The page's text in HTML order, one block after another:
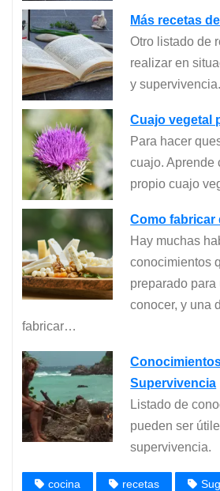
Más recetas
Otro listado de
realizar en
y supervivencia.
Cuajo vegetal
Para hacer
cuajo. Aprende
propio cuajo
Como fabricar
Hay muchas
conocimientos
preparado para
conocer, y una
fabricar…
Supervivencia
Listado de
pueden ser
supervivencia.
cocina recetas